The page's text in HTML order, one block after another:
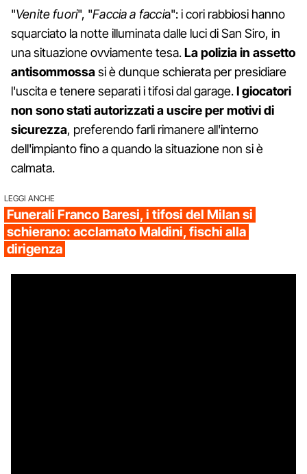
"Venite fuori", "Faccia a faccia": i cori rabbiosi hanno
squarciato la notte illuminata dalle luci di San Siro, in
una situazione ovviamente tesa.La polizia in assetto
antisommossasi è dunque schierata per presidiare
l'uscita e tenere separati i tifosi dal garage.I giocatori
non sono stati autorizzati a uscire per motivi di
sicurezza, preferendo farli rimanere all'interno
dell'impianto fino a quando la situazione non si è
calmata.
LEGGI ANCHE
Funerali Franco Baresi, i tifosi del Milan si
schierano: acclamato Maldini, fischi alla
dirigenza